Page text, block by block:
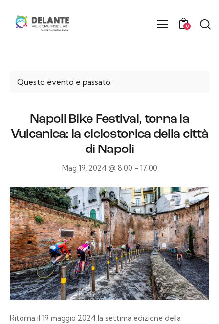
0
Questo evento è passato.
Napoli Bike Festival, torna la
Vulcanica: la ciclostorica della città
di Napoli
Mag 19, 2024 @ 8:00 - 17:00
Ritorna il 19 maggio 2024 la settima edizione della